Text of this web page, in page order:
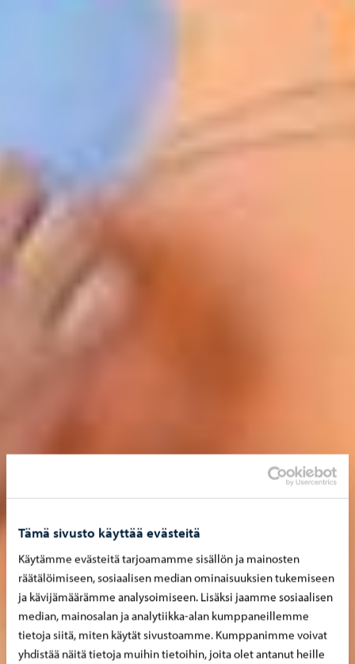
Tämä sivusto käyttää evästeitä
Käytämme evästeitä tarjoamamme sisällön ja mainosten
räätälöimiseen, sosiaalisen median ominaisuuksien tukemiseen
ja kävijämäärämme analysoimiseen. Lisäksi jaamme sosiaalisen
median, mainosalan ja analytiikka-alan kumppaneillemme
tietoja siitä, miten käytät sivustoamme. Kumppanimme voivat
yhdistää näitä tietoja muihin tietoihin, joita olet antanut heille